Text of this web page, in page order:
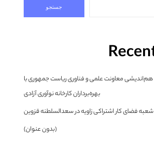
جستجو
هم‌اندیشی معاونت علمی و فناوری ریاست جمهوری با
بهره‌برداران کارخانه نوآوری آزادی
شعبه فضای کار اشتراکی زاویه در سعدالسلطنه قزوین
(بدون عنوان)